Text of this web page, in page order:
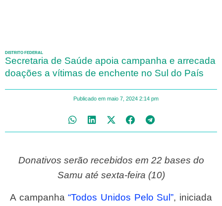
DISTRITO FEDERAL
Secretaria de Saúde apoia campanha e arrecada
doações a vítimas de enchente no Sul do País
Publicado em maio 7, 2024 2:14 pm
Donativos serão recebidos em 22 bases do
Samu até sexta-feira (10)
A campanha“Todos Unidos Pelo Sul”, iniciada